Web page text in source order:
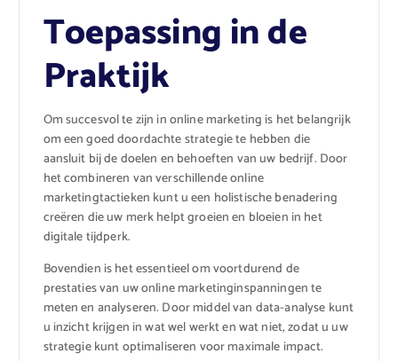
Toepassing in de
Praktijk
Om succesvol te zijn in online marketing is het belangrijk
om een goed doordachte strategie te hebben die
aansluit bij de doelen en behoeften van uw bedrijf. Door
het combineren van verschillende online
marketingtactieken kunt u een holistische benadering
creëren die uw merk helpt groeien en bloeien in het
digitale tijdperk.
Bovendien is het essentieel om voortdurend de
prestaties van uw online marketinginspanningen te
meten en analyseren. Door middel van data-analyse kunt
u inzicht krijgen in wat wel werkt en wat niet, zodat u uw
strategie kunt optimaliseren voor maximale impact.